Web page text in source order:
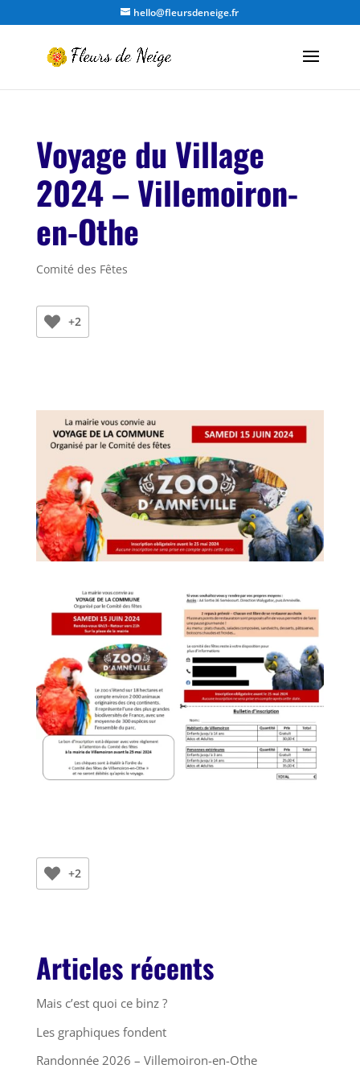
hello@fleursdeneige.fr
Voyage du Village
2024 – Villemoiron-
en-Othe
Comité des Fêtes
+2
+2
Articles récents
Mais c’est quoi ce binz ?
Les graphiques fondent
Randonnée 2026 – Villemoiron-en-Othe